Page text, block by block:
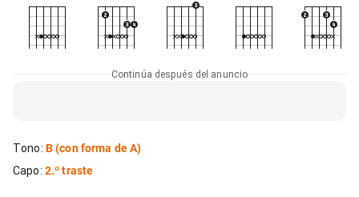
Continúa después del anuncio
Tono: B(con forma de A)
Capo: 2.º traste